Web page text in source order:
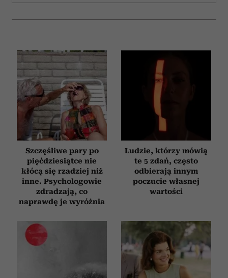
Szczęśliwe pary po
pięćdziesiątce nie
kłócą się rzadziej niż
inne. Psychologowie
zdradzają, co
naprawdę je wyróżnia
Ludzie, którzy mówią
te 5 zdań, często
odbierają innym
poczucie własnej
wartości